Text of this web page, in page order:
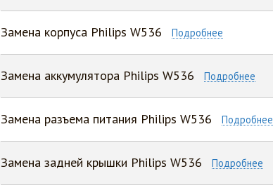
Замена корпуса Philips W536 Подробнее
Замена аккумулятора Philips W536 Подробнее
Замена разъема питания Philips W536 Подробнее
Замена задней крышки Philips W536 Подробнее